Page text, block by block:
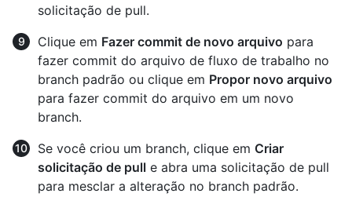
solicitação de pull.
Clique em Fazer commit de novo arquivo para
fazer commit do arquivo de fluxo de trabalho no
branch padrão ou clique em Propor novo arquivo
para fazer commit do arquivo em um novo
branch.
Se você criou um branch, clique em Criar
solicitação de pull e abra uma solicitação de pull
para mesclar a alteração no branch padrão.